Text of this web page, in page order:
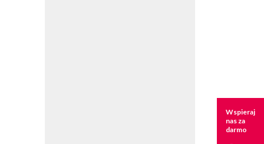
Wspieraj
nas za
darmo